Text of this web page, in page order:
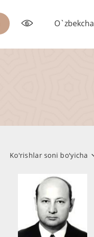
O`zbekcha
Ko'rishlar soni bo'yicha